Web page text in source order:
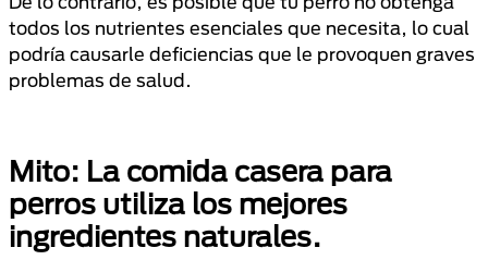
todos los nutrientes esenciales que necesita, lo cual
podría causarle deficiencias que le provoquen graves
problemas de salud.
Mito: La comida casera para
perros utiliza los mejores
ingredientes naturales.